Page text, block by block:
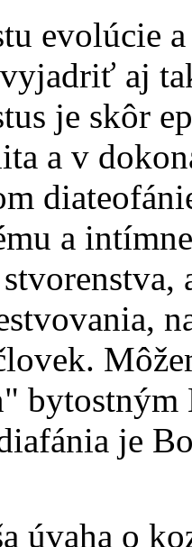
evolúcie
aj
je skôr
a v
a
je
úvaha o